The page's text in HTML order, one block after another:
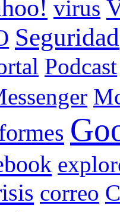
virus
Seguridad
Podcast
correo